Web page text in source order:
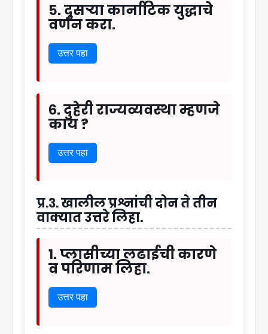
५. दुसऱ्या कार्नाटिक युद्धाचे
वर्णन करा.
उत्तर पहा
६. दुहेरी राज्यव्यवस्था म्हणजे
काय ?
उत्तर पहा
प्र.३. खालील प्रश्नांची दोन ते तीन
वाक्यात उत्तरे लिहा.
१. प्लासीच्या लढाईची कारणे
व परिणाम लिहा.
उत्तर पहा